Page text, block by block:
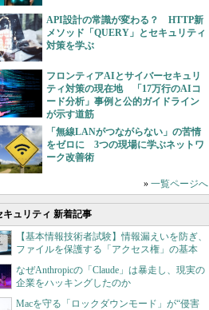
API設計の常識が変わる？ HTTP新
メソッド「QUERY」とセキュリティ
対策を学ぶ
フロンティアAIとサイバーセキュリ
ティ対策の現在地 「17万行のAIコ
ード分析」事例と公的ガイドライン
が示す道筋
「無線LANがつながらない」の苦情
をゼロに 3つの現場に学ぶネットワ
ーク改善術
» 一覧ページへ
キュリティ 新着記事
【基本情報技術者試験】情報漏えいを防ぎ、
ファイルを保護する「アクセス権」の基本
なぜAnthropicの「Claude」は暴走し、現実の
企業をハッキングしたのか
Macを守る「ロックダウンモード」が“侵害